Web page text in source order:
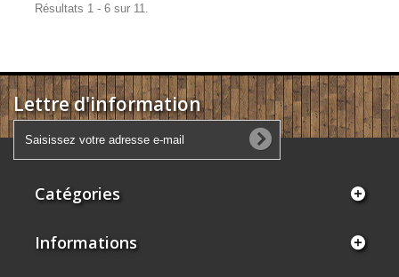
Résultats 1 - 6 sur 11.
Lettre d'information
Catégories
Informations